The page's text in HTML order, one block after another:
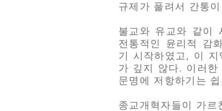
규제가 풀려서 간통
불교와 유교와 같이
전통적인 윤리적 감
기 시작하였고, 이
가 깊지 않다. 이러한
문명에 저항하기는
종교개혁자들이 가